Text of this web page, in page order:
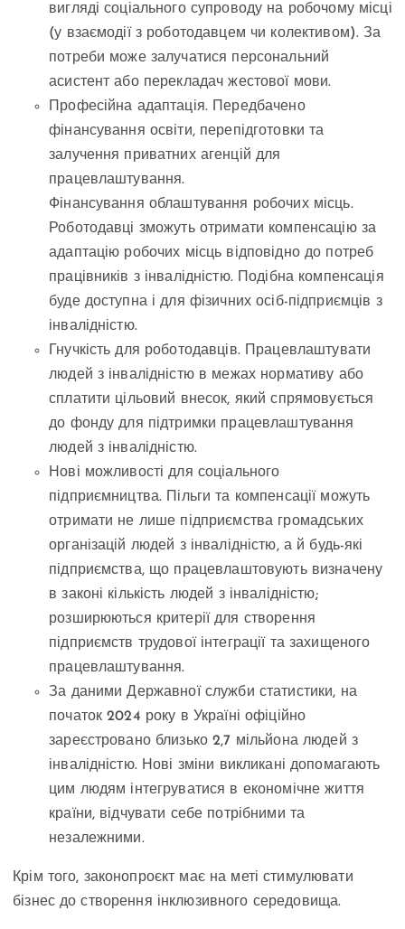
вигляді соціального супроводу на робочому місці
(у взаємодії з роботодавцем чи колективом). За
потреби може залучатися персональний
асистент або перекладач жестової мови.
Професійна адаптація. Передбачено
фінансування освіти, перепідготовки та
залучення приватних агенцій для
працевлаштування.
Фінансування облаштування робочих місць.
Роботодавці зможуть отримати компенсацію за
адаптацію робочих місць відповідно до потреб
працівників з інвалідністю. Подібна компенсація
буде доступна і для фізичних осіб-підприємців з
інвалідністю.
Гнучкість для роботодавців. Працевлаштувати
людей з інвалідністю в межах нормативу або
сплатити цільовий внесок, який спрямовується
до фонду для підтримки працевлаштування
людей з інвалідністю.
Нові можливості для соціального
підприємництва. Пільги та компенсації можуть
отримати не лише підприємства громадських
організацій людей з інвалідністю, а й будь-які
підприємства, що працевлаштовують визначену
в законі кількість людей з інвалідністю;
розширюються критерії для створення
підприємств трудової інтеграції та захищеного
працевлаштування.
За даними Державної служби статистики, на
початок 2024 року в Україні офіційно
зареєстровано близько 2,7 мільйона людей з
інвалідністю. Нові зміни викликані допомагають
цим людям інтегруватися в економічне життя
країни, відчувати себе потрібними та
незалежними.
Крім того, законопроєкт має на меті стимулювати
бізнес до створення інклюзивного середовища.